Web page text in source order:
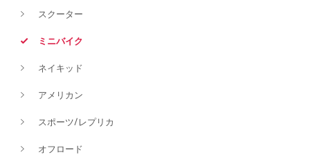
スクーター
ミニバイク
ネイキッド
アメリカン
スポーツ/レプリカ
オフロード
価格